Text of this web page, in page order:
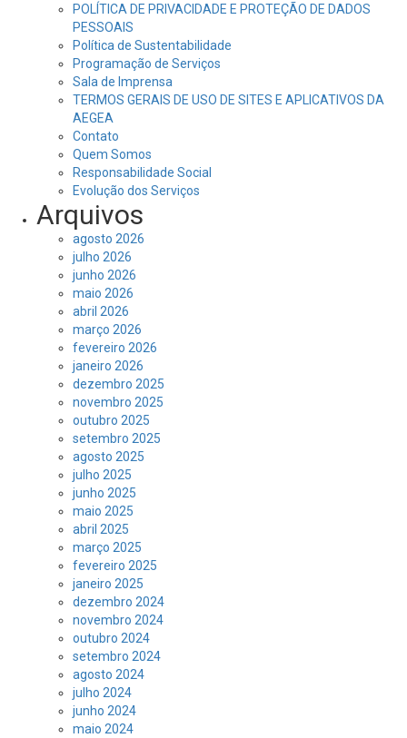
POLÍTICA DE PRIVACIDADE E PROTEÇÃO DE DADOS
PESSOAIS
Política de Sustentabilidade
Programação de Serviços
Sala de Imprensa
TERMOS GERAIS DE USO DE SITES E APLICATIVOS DA
AEGEA
Contato
Quem Somos
Responsabilidade Social
Evolução dos Serviços
Arquivos
agosto 2026
julho 2026
junho 2026
maio 2026
abril 2026
março 2026
fevereiro 2026
janeiro 2026
dezembro 2025
novembro 2025
outubro 2025
setembro 2025
agosto 2025
julho 2025
junho 2025
maio 2025
abril 2025
março 2025
fevereiro 2025
janeiro 2025
dezembro 2024
novembro 2024
outubro 2024
setembro 2024
agosto 2024
julho 2024
junho 2024
maio 2024